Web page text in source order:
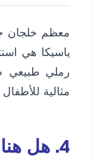
معظم خلجان
ياسيكا هي
رملي طبيعي
مثالية
4. هل